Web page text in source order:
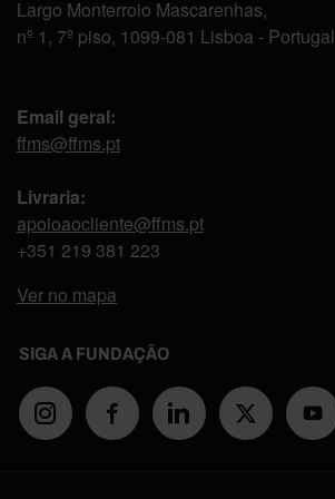
Largo Monterroio Mascarenhas,
nº 1, 7º piso, 1099-081 Lisboa - Portugal
Email geral:
ffms@ffms.pt
Livraria:
apoioaocliente@ffms.pt
+351 219 381 223
Ver no mapa
SIGA A FUNDAÇÃO